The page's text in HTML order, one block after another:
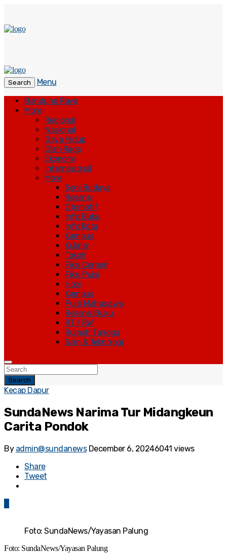
Search
Menu
Bandung Raya
More
Regional
Nasional
Gaya Hidup
Olah Raga
Ekonomi
Internasional
More
Seni Budaya
Resensi
Otomotif
Info Buku
Info Kota
Kampus
Kuliner
Tokoh
Fiksi Cerpen
Fiksi Puisi
Hobi
Kampus
Puisi Mahasiswa
Resensi Buku
RT / RW
Rumah Tangga
Sain & Teknologi
Search
Kecap Dapur
SundaNews Narima Tur Midangkeun
Carita Pondok
By admin@sundanews December 6, 20246041 views
Share
Tweet
Foto: SundaNews/Yayasan Palung
Foto: SundaNews/Yayasan Palung